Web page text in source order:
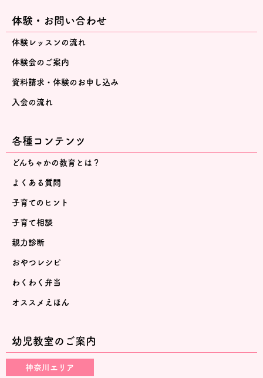
体験・お問い合わせ
体験レッスンの流れ
体験会のご案内
資料請求・体験のお申し込み
入会の流れ
各種コンテンツ
どんちゃかの教育とは？
よくある質問
子育てのヒント
子育て相談
親力診断
おやつレシピ
わくわく弁当
オススメえほん
幼児教室のご案内
神奈川エリア